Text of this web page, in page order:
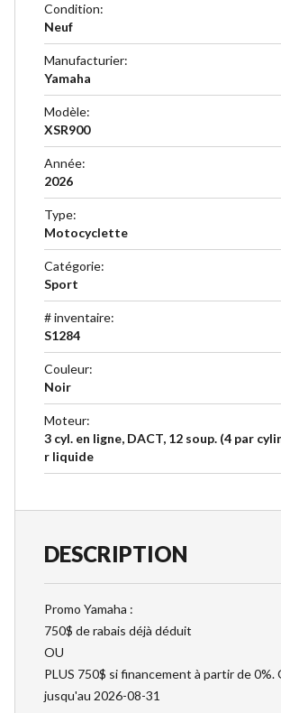
Condition:
Neuf
Manufacturier:
Yamaha
Modèle:
XSR900
Année:
2026
Type:
Motocyclette
Catégorie:
Sport
# inventaire:
S1284
Couleur:
Noir
Moteur:
3 cyl. en ligne, DACT, 12 soup. (4 par
r liquide
DESCRIPTION
Promo Yamaha :
750$ de rabais déjà déduit
OU
PLUS 750$ si financement à partir de 0%.
jusqu'au 2026-08-31